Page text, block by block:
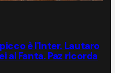
è l'Inter. Lautaro
al Fanta. Paz ricorda